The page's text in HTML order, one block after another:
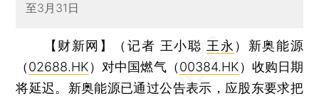
至3月31日
【财新网】（记者 王小聪 王永 ） 新奥能源
（02688.HK）对中国燃气（00384.HK）收购日期
将延迟。新奥能源已通过公告表示，应股东要求把